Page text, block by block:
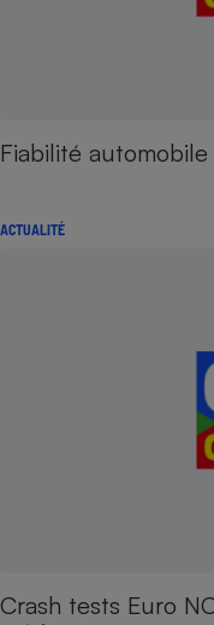
Fiabilité
ACTUALITÉ
Crash tests Euro